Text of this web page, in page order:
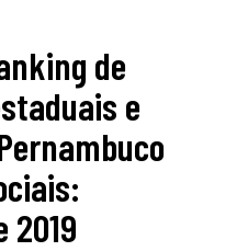
de
e
2019